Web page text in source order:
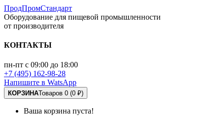
ПродПромСтандарт
Оборудование для пищевой промышленности
от производителя
КОНТАКТЫ
пн-пт с 09:00 до 18:00
+7 (495) 162-98-28
Напишите в WatsApp
КОРЗИНАТоваров 0 (0 ₽)
Ваша корзина пуста!